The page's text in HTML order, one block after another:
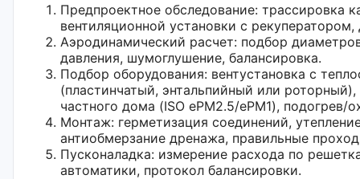
Предпроектное обследование: трассировка
вентиляционной установки с
Аэродинамический расчет: подбор
давления, шумоглушение, балансировка.
Подбор оборудования: вентустановка с
(пластинчатый, энтальпийный или
частного дома (ISO ePM2.5/ePM1), подогрев/
Монтаж: герметизация соединений,
антиобмерзание дренажа, правильные
Пусконаладка: измерение расхода по
автоматики, протокол балансировки.